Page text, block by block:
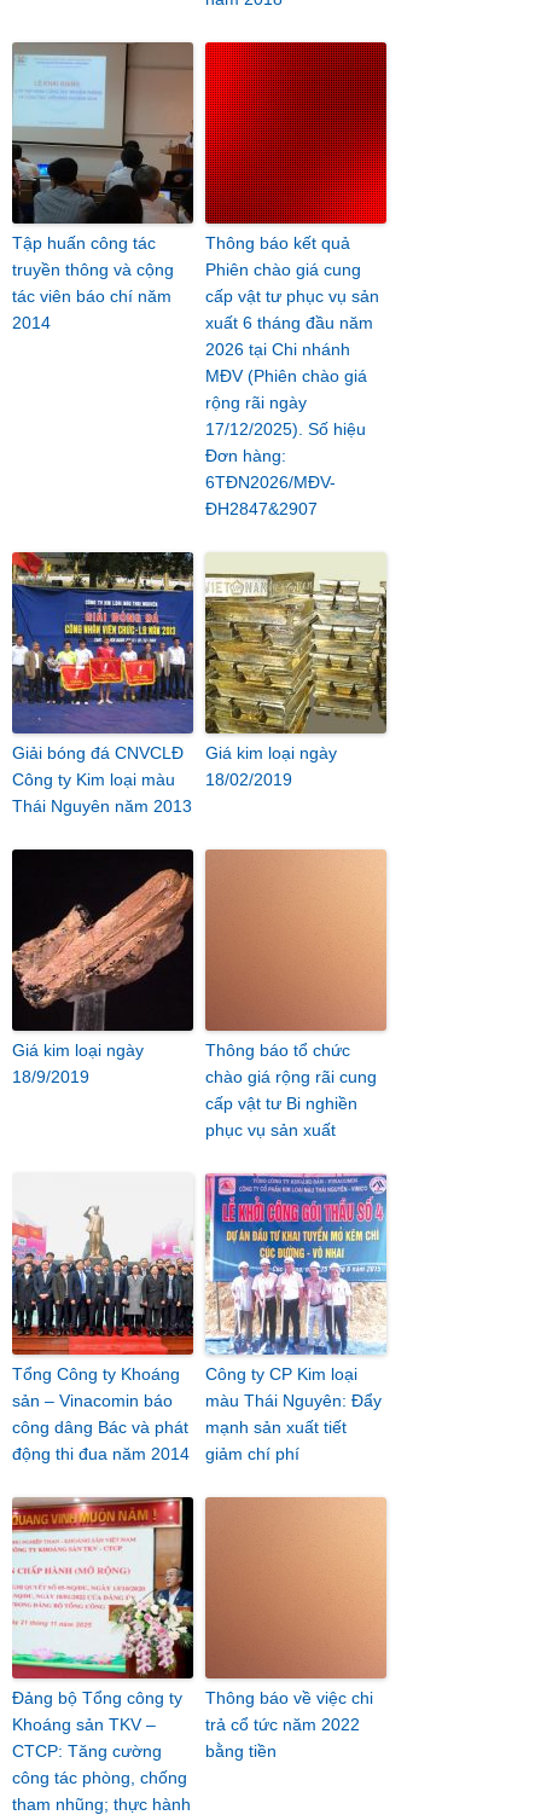
Tập huấn công tác
truyền thông và cộng
tác viên báo chí năm
2014
Thông báo kết quả
Phiên chào giá cung
cấp vật tư phục vụ sản
xuất 6 tháng đầu năm
2026 tại Chi nhánh
MĐV (Phiên chào giá
rộng rãi ngày
17/12/2025). Số hiệu
Đơn hàng:
6TĐN2026/MĐV-
ĐH2847&2907
Giải bóng đá CNVCLĐ
Công ty Kim loại màu
Thái Nguyên năm 2013
Giá kim loại ngày
18/02/2019
Giá kim loại ngày
18/9/2019
Thông báo tổ chức
chào giá rộng rãi cung
cấp vật tư Bi nghiền
phục vụ sản xuất
Tổng Công ty Khoáng
sản – Vinacomin báo
công dâng Bác và phát
động thi đua năm 2014
Công ty CP Kim loại
màu Thái Nguyên: Đẩy
mạnh sản xuất tiết
giảm chí phí
Đảng bộ Tổng công ty
Khoáng sản TKV –
CTCP: Tăng cường
công tác phòng, chống
tham nhũng; thực hành
Thông báo về việc chi
trả cổ tức năm 2022
bằng tiền